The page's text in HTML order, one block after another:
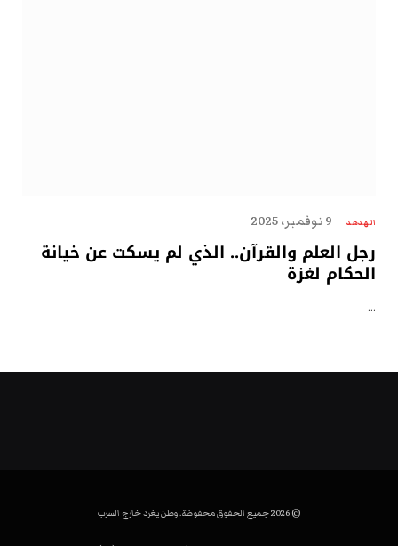
الهدهد 9 نوفمبر، 2025
رجل العلم والقرآن.. الذي لم يسكت عن خيانة
الحكام لغزة
…
© 2026 جميع الحقوق محفوظة. وطن يغرد خارج السرب